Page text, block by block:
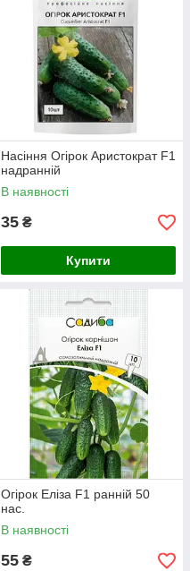
Насіння Огірок Аристократ F1
надранній
В наявності
35 ₴
Купити
Огірок Еліза F1 ранній 50
нас.
В наявності
55 ₴